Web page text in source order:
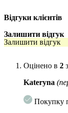
Основні інгредієнти:
Екстракт
ламінарія
Відгуки клієнтів
Залишити відгук
Залишити відгук
Оцінено в 2
Kateryna
Покупку